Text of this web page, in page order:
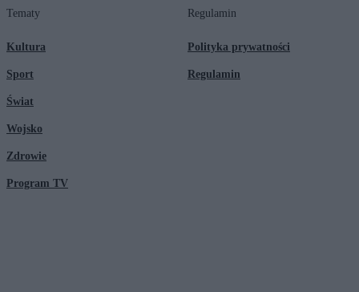
Tematy
Kultura
Sport
Świat
Wojsko
Zdrowie
Program TV
Regulamin
Polityka prywatności
Regulamin